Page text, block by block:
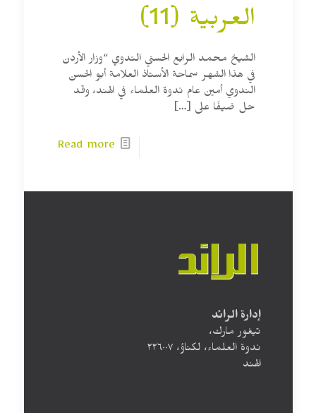
العربية (11)
الشيخ محمد الرابع الحسني الندوي “وزار الأردن
في هذا الشهر سماحة الأستاذ العلامة أبو الحسن
الندوي أمين عام ندوة العلماء في الهند، وقد
حل ضيفًا على […]
Read more
إدارة الرائد
تيغور مارك،
ندوة العلماء، لكناؤ، ۲۲٦۰۰۷
الهند